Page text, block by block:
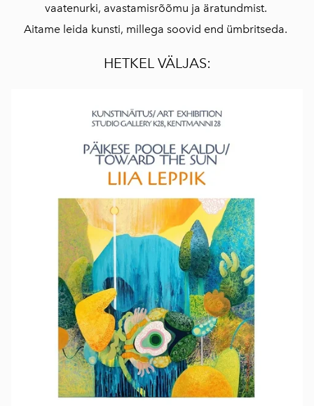
vaatenurki, avastamisrõõmu ja äratundmist.
Aitame leida kunsti, millega soovid end ümbritseda.
HETKEL VÄLJAS: